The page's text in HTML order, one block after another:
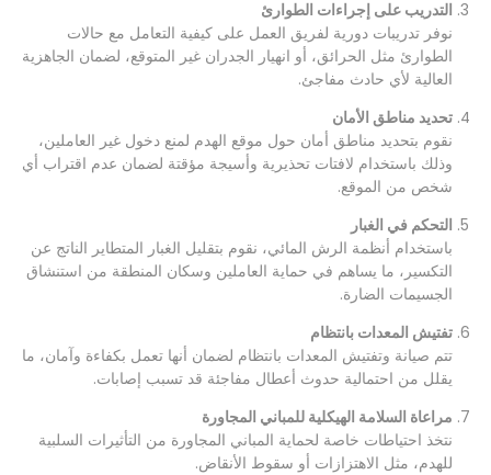
التدريب على إجراءات الطوارئ
نوفر تدريبات دورية لفريق العمل على كيفية التعامل مع حالات
الطوارئ مثل الحرائق، أو انهيار الجدران غير المتوقع، لضمان الجاهزية
العالية لأي حادث مفاجئ.
تحديد مناطق الأمان
نقوم بتحديد مناطق أمان حول موقع الهدم لمنع دخول غير العاملين،
وذلك باستخدام لافتات تحذيرية وأسيجة مؤقتة لضمان عدم اقتراب أي
شخص من الموقع.
التحكم في الغبار
باستخدام أنظمة الرش المائي، نقوم بتقليل الغبار المتطاير الناتج عن
التكسير، ما يساهم في حماية العاملين وسكان المنطقة من استنشاق
الجسيمات الضارة.
تفتيش المعدات بانتظام
تتم صيانة وتفتيش المعدات بانتظام لضمان أنها تعمل بكفاءة وآمان، ما
يقلل من احتمالية حدوث أعطال مفاجئة قد تسبب إصابات.
مراعاة السلامة الهيكلية للمباني المجاورة
نتخذ احتياطات خاصة لحماية المباني المجاورة من التأثيرات السلبية
للهدم، مثل الاهتزازات أو سقوط الأنقاض.